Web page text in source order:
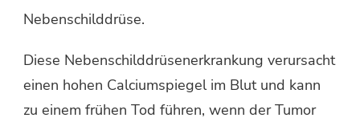
Nebenschilddrüse.
Diese Nebenschilddrüsenerkrankung verursacht
einen hohen Calciumspiegel im Blut und kann
zu einem frühen Tod führen, wenn der Tumor